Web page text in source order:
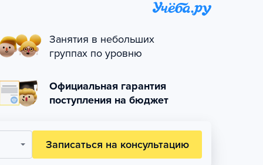
Занятия в небольших
группах по уровню
Официальная гарантия
поступления на бюджет
Записаться на консультацию